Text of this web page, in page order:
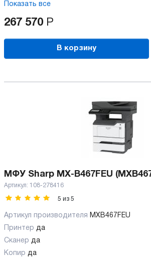
Показать все
267 570 Р
В корзину
МФУ Sharp MX-B467FEU
Артикул: 108-278416
5 из 5
Артикул производителя
MXB467FEU
Принтер да
Сканер да
Копир да